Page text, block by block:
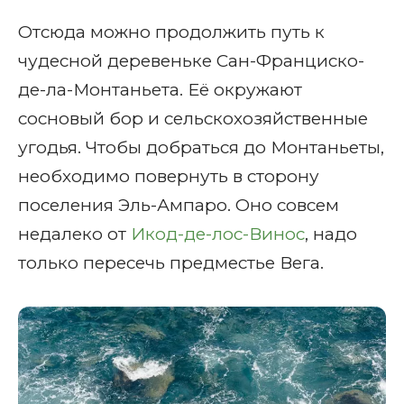
Отсюда можно продолжить путь к
чудесной деревеньке Сан-Франциско-
де-ла-Монтаньета. Её окружают
сосновый бор и сельскохозяйственные
угодья. Чтобы добраться до Монтаньеты,
необходимо повернуть в сторону
поселения Эль-Ампаро. Оно совсем
недалеко от Икод-де-лос-Винос, надо
только пересечь предместье Вега.